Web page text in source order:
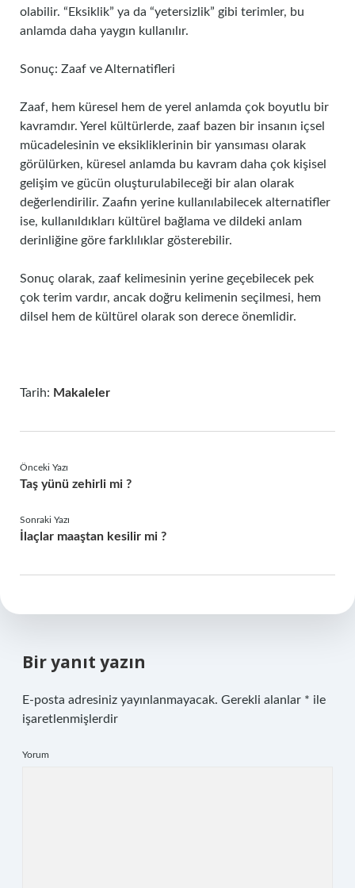
olabilir. “Eksiklik” ya da “yetersizlik” gibi terimler, bu
anlamda daha yaygın kullanılır.
Sonuç: Zaaf ve Alternatifleri
Zaaf, hem küresel hem de yerel anlamda çok boyutlu bir
kavramdır. Yerel kültürlerde, zaaf bazen bir insanın içsel
mücadelesinin ve eksikliklerinin bir yansıması olarak
görülürken, küresel anlamda bu kavram daha çok kişisel
gelişim ve gücün oluşturulabileceği bir alan olarak
değerlendirilir. Zaafın yerine kullanılabilecek alternatifler
ise, kullanıldıkları kültürel bağlama ve dildeki anlam
derinliğine göre farklılıklar gösterebilir.
Sonuç olarak, zaaf kelimesinin yerine geçebilecek pek
çok terim vardır, ancak doğru kelimenin seçilmesi, hem
dilsel hem de kültürel olarak son derece önemlidir.
Tarih: Makaleler
Önceki Yazı
Taş yünü zehirli mi ?
Sonraki Yazı
İlaçlar maaştan kesilir mi ?
Bir yanıt yazın
E-posta adresiniz yayınlanmayacak. Gerekli alanlar * ile
işaretlenmişlerdir
Yorum